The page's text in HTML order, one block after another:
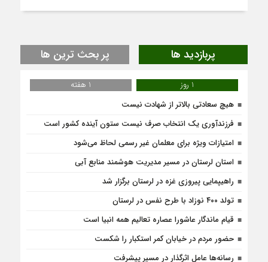
پربازدید ها پر بحث ترین ها
1 روز
1 هفته
هیچ سعادتی بالاتر از شهادت نیست
فرزندآوری یک انتخاب صرف نیست ستون آینده کشور است
امتیازات ویژه برای معلمان غیر رسمی لحاظ می‌شود
استان لرستان در مسیر مدیریت هوشمند منابع آبی
راهیپمایی پیروزی غزه در لرستان برگزار شد
تولد ۴۰۰ نوزاد با طرح نفس در لرستان
قیام ماندگار عاشورا عصاره تعالیم همه انبیا است
حضور مردم در خیابان کمر استکبار را شکست
رسانه‌ها عامل اثرگذار در مسیر پیشرفت